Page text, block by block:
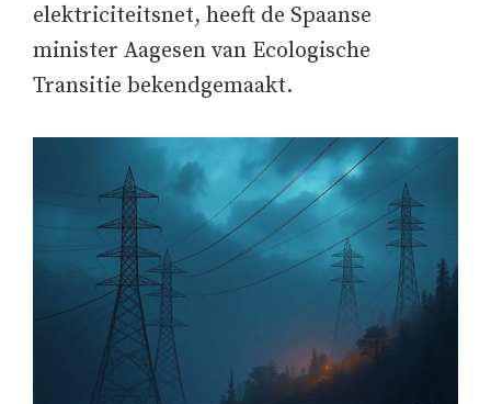
elektriciteitsnet, heeft de Spaanse
minister Aagesen van Ecologische
Transitie bekendgemaakt.